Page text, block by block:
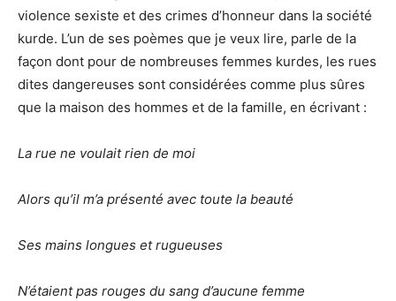
violence sexiste et des crimes d’honneur dans la société
kurde. L’un de ses poèmes que je veux lire, parle de la
façon dont pour de nombreuses femmes kurdes, les rues
dites dangereuses sont considérées comme plus sûres
que la maison des hommes et de la famille, en écrivant :
La rue ne voulait rien de moi
Alors qu’il m’a présenté avec toute la beauté
Ses mains longues et rugueuses
N’étaient pas rouges du sang d’aucune femme